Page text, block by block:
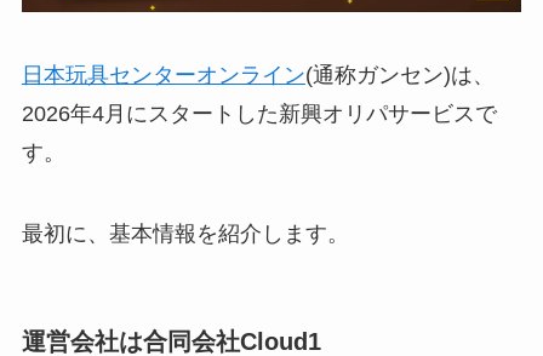
日本玩具センターオンライン(通称ガンセン)は、
2026年4月にスタートした新興オリパサービスで
す。
最初に、基本情報を紹介します。
運営会社は合同会社Cloud1